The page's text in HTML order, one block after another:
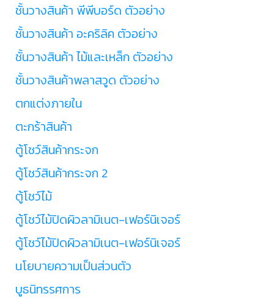
ชั้นวางสินค้า พีพีบอร์ด ตัวอย่าง
ชั้นวางสินค้า อะคริลิค ตัวอย่าง
ชั้นวางสินค้า ไม้และเหล็ก ตัวอย่าง
ชั้นวางสินค้าพลาสวูด ตัวอย่าง
ตกแต่งภายใน
ตะกร้าสินค้า
ตู้โชว์สินค้ากระจก
ตู้โชว์สินค้ากระจก 2
ตู้โชว์ไม้
ตู้โชว์ไม้ปิดผิวลามิเนต-เฟอร์นิเจอร์
ตู้โชว์ไม้ปิดผิวลามิเนต-เฟอร์นิเจอร์
นโยบายความเป็นส่วนตัว
บูธนิทรรศการ